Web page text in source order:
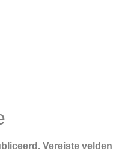
Vereiste velden